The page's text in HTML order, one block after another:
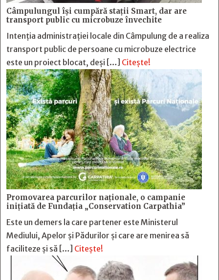
Câmpulungul îşi cumpără staţii Smart, dar are
transport public cu microbuze învechite
Intenția administrației locale din Câmpulung de a realiza
transport public de persoane cu microbuze electrice
este un proiect blocat, deși […] Citește!
Promovarea parcurilor naționale, o campanie
inițiată de Fundația „Conservation Carpathia”
Este un demers la care partener este Ministerul
Mediului, Apelor și Pădurilor și care are menirea să
faciliteze și să […] Citește!